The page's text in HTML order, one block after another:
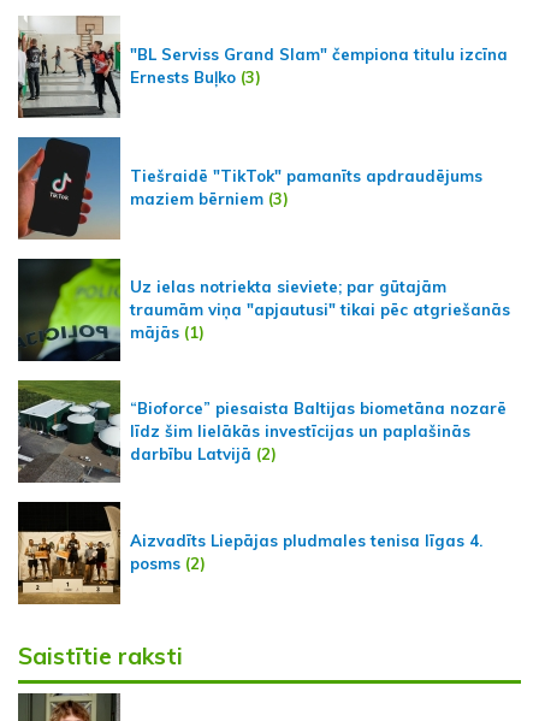
"BL Serviss Grand Slam" čempiona titulu izcīna
Ernests Buļko (3)
Tiešraidē "TikTok" pamanīts apdraudējums
maziem bērniem (3)
Uz ielas notriekta sieviete; par gūtajām
traumām viņa "apjautusi" tikai pēc atgriešanās
mājās (1)
“Bioforce” piesaista Baltijas biometāna nozarē
līdz šim lielākās investīcijas un paplašinās
darbību Latvijā (2)
Aizvadīts Liepājas pludmales tenisa līgas 4.
posms (2)
Saistītie raksti